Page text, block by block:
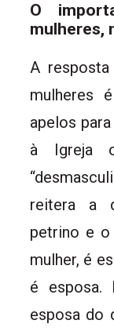
O
mulheres,
A
mulheres
apelos
à Igreja
reitera a
petrino e o
mulher, é
é esposa.
esposa do